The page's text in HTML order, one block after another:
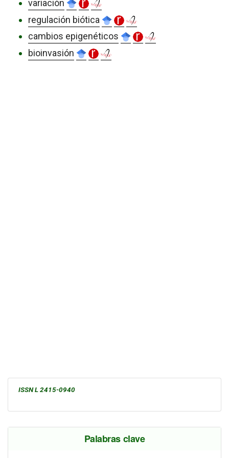
variación
regulación biótica
cambios epigenéticos
bioinvasión
ISSN L 2415-0940
Palabras clave